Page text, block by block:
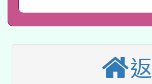
用水績優單
動」
桃園市孔廟
開 智慧啟航」
2026年桃園
招甄選結果
適應運動共